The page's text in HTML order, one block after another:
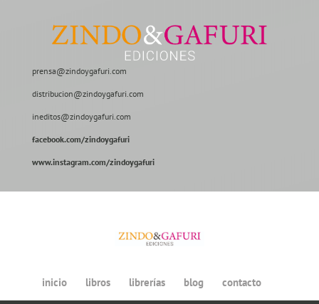
prensa@zindoygafuri.com
distribucion@zindoygafuri.com
ineditos@zindoygafuri.com
facebook.com/zindoygafuri
www.instagram.com/zindoygafuri
inicio libros librerías blog contacto